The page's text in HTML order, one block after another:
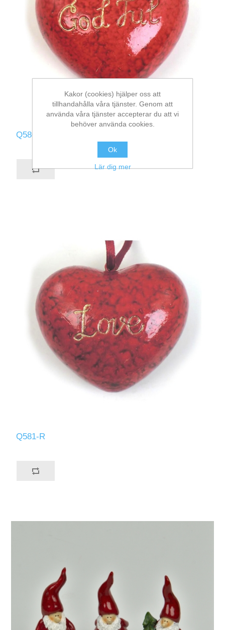
Q580-R
Q581-R
Kakor (cookies) hjälper oss att
tillhandahålla våra tjänster. Genom att
använda våra tjänster accepterar du att vi
behöver använda cookies.
Ok
Lär dig mer